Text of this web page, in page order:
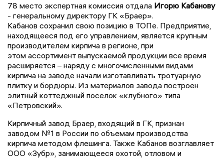
78 место экспертная комиссия отдала Игорю Кабанову
- генеральному директору ГК «Браер».
Кабанов сохранил свою позицию в ТОПе. Предприятие,
находящееся под его управлением, является крупным
производителем кирпича в регионе, при
этом ассортимент выпускаемой продукции все время
расширяется – наряду с многочисленными видами
кирпича на заводе начали изготавливать тротуарную
плитку и бордюры. Из материалов завода построен
элитный коттеджный поселок «клубного» типа
«Петровский».
Кирпичный завод Браер, входящий в ГК, признан
заводом №1 в России по объемам производства
кирпича методом флешинга. Также Кабанов возглавляет
ООО «Зубр», занимающееся охотой, отловом и